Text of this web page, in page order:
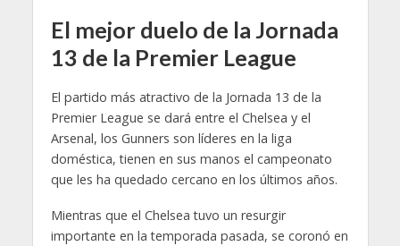
El mejor duelo de la Jornada
13 de la Premier League
El partido más atractivo de la Jornada 13 de la
Premier League se dará entre el Chelsea y el
Arsenal, los Gunners son líderes en la liga
doméstica, tienen en sus manos el campeonato
que les ha quedado cercano en los últimos años.
Mientras que el Chelsea tuvo un resurgir
importante en la temporada pasada, se coronó en